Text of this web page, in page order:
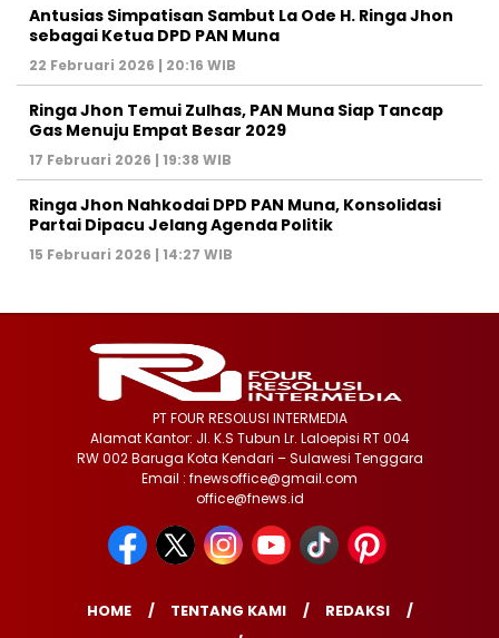
Antusias Simpatisan Sambut La Ode H. Ringa Jhon
sebagai Ketua DPD PAN Muna
22 Februari 2026 | 20:16 WIB
Ringa Jhon Temui Zulhas, PAN Muna Siap Tancap
Gas Menuju Empat Besar 2029
17 Februari 2026 | 19:38 WIB
Ringa Jhon Nahkodai DPD PAN Muna, Konsolidasi
Partai Dipacu Jelang Agenda Politik
15 Februari 2026 | 14:27 WIB
PT FOUR RESOLUSI INTERMEDIA
Alamat Kantor: Jl. K.S Tubun Lr. Laloepisi RT 004
RW 002 Baruga Kota Kendari – Sulawesi Tenggara
Email : fnewsoffice@gmail.com
office@fnews.id
HOME TENTANG KAMI
REDAKSI